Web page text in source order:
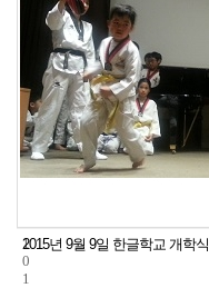
1
0
1
2015년 9월 9일 한글학교 개학식